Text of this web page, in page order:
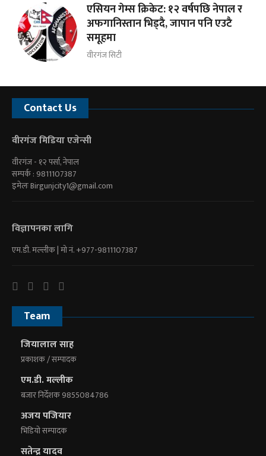
एसियन गेम्स क्रिकेट: १२ वर्षपछि नेपाल र
अफगानिस्तान भिड्दै, जापान पनि एउटै
समूहमा
वीरगंज सिटी
Contact Us
वीरगंज मिडिया एजेन्सी
वीरगंज - १२ पर्सा, नेपाल
सम्पर्क : 9811107387
इमेलःBirgunjcity1@gmail.com
विज्ञापनका लागि
एम.डी. मल्लीक | माे नं. +977-9811107387
Team
जियालाल साह
प्रकाशक / सम्पादक
एम.डी. मल्लीक
बजार निर्देशक 9855084786
अजय पजियार
भिडियाे सम्पादक
सतेन्द्र यादव